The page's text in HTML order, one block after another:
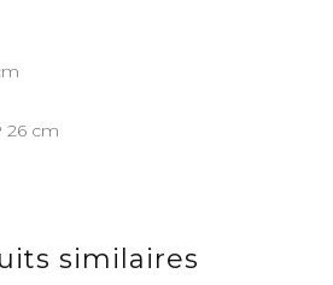
26 cm
similaires